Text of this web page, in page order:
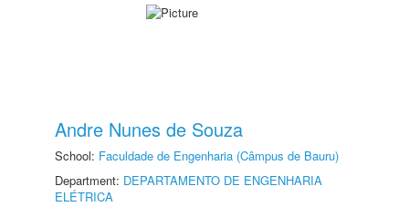
Andre Nunes de Souza
School: Faculdade de Engenharia (Câmpus de Bauru)
Department: DEPARTAMENTO DE ENGENHARIA
ELÉTRICA